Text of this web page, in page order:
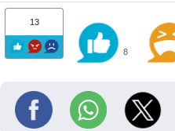
13
8